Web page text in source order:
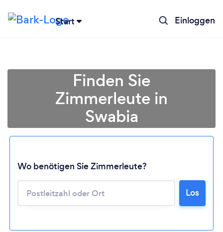
Start Einloggen
Lädt ...
Bitte warten ...
Finden Sie
Zimmerleute in
Swabia
Wo benötigen Sie Zimmerleute?
Los